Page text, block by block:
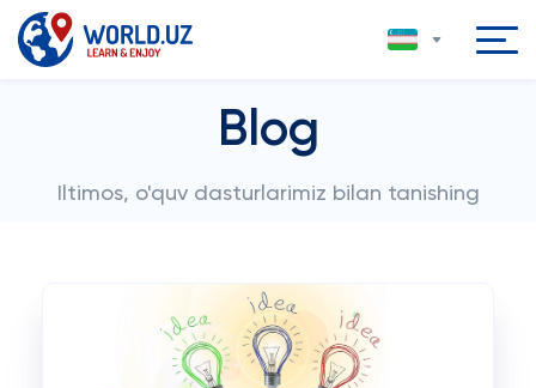
Blog
Iltimos, o'quv dasturlarimiz bilan tanishing